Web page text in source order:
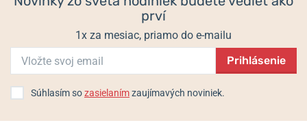
Remienky Traser
prví
1x za mesiac, priamo do e-mailu
Prihlásenie
Súhlasím sozasielanímzaujímavých noviniek.